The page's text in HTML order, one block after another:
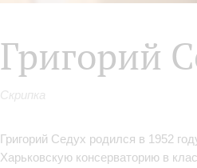
Григорий
Скрипка
Григорий Седух родился в 1952
Харьковскую консерваторию в